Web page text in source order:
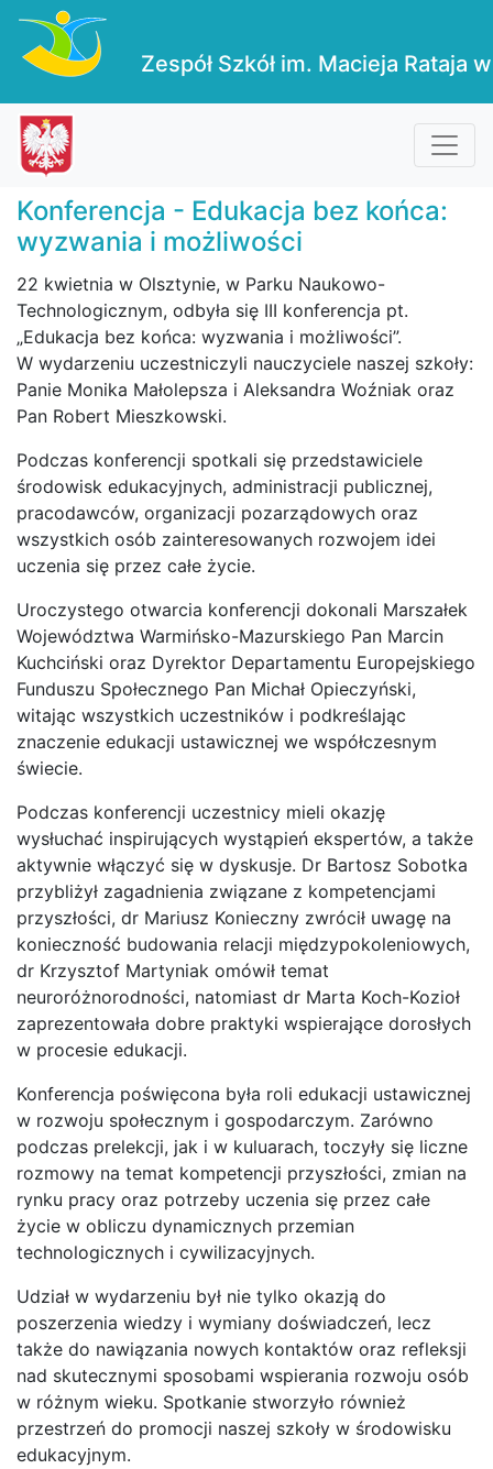
Zespół Szkół im. Macieja Rataja
Konferencja - Edukacja bez końca:
wyzwania i możliwości
22 kwietnia w Olsztynie, w Parku Naukowo-
Technologicznym, odbyła się III konferencja pt.
„Edukacja bez końca: wyzwania i możliwości”.
W wydarzeniu uczestniczyli nauczyciele naszej szkoły:
Panie Monika Małolepsza i Aleksandra Woźniak oraz
Pan Robert Mieszkowski.
Podczas konferencji spotkali się przedstawiciele
środowisk edukacyjnych, administracji publicznej,
pracodawców, organizacji pozarządowych oraz
wszystkich osób zainteresowanych rozwojem idei
uczenia się przez całe życie.
Uroczystego otwarcia konferencji dokonali Marszałek
Województwa Warmińsko-Mazurskiego Pan Marcin
Kuchciński oraz Dyrektor Departamentu Europejskiego
Funduszu Społecznego Pan Michał Opieczyński,
witając wszystkich uczestników i podkreślając
znaczenie edukacji ustawicznej we współczesnym
świecie.
Podczas konferencji uczestnicy mieli okazję
wysłuchać inspirujących wystąpień ekspertów, a także
aktywnie włączyć się w dyskusje. Dr Bartosz Sobotka
przybliżył zagadnienia związane z kompetencjami
przyszłości, dr Mariusz Konieczny zwrócił uwagę na
konieczność budowania relacji międzypokoleniowych,
dr Krzysztof Martyniak omówił temat
neuroróżnorodności, natomiast dr Marta Koch-Kozioł
zaprezentowała dobre praktyki wspierające dorosłych
w procesie edukacji.
Konferencja poświęcona była roli edukacji ustawicznej
w rozwoju społecznym i gospodarczym. Zarówno
podczas prelekcji, jak i w kuluarach, toczyły się liczne
rozmowy na temat kompetencji przyszłości, zmian na
rynku pracy oraz potrzeby uczenia się przez całe
życie w obliczu dynamicznych przemian
technologicznych i cywilizacyjnych.
Udział w wydarzeniu był nie tylko okazją do
poszerzenia wiedzy i wymiany doświadczeń, lecz
także do nawiązania nowych kontaktów oraz refleksji
nad skutecznymi sposobami wspierania rozwoju osób
w różnym wieku. Spotkanie stworzyło również
przestrzeń do promocji naszej szkoły w środowisku
edukacyjnym.